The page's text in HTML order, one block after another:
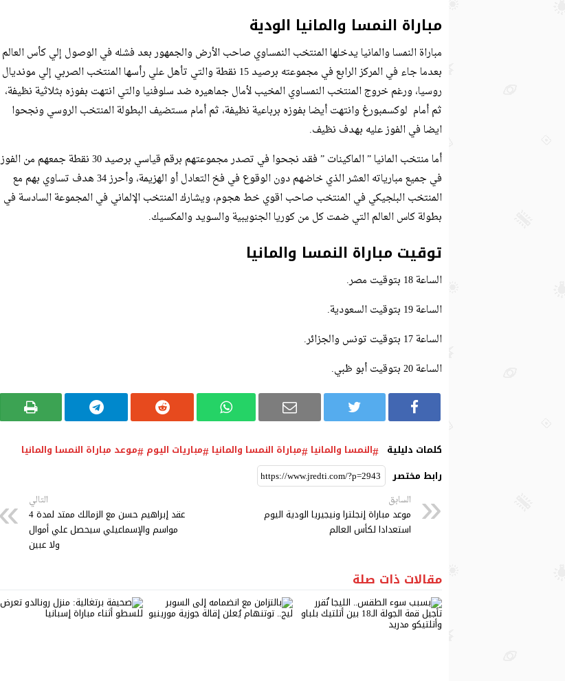
مباراة النمسا والمانيا الودية
مباراة النمسا والمانيا يدخلها المنتخب النمساوي صاحب الأرض والجمهور بعد فشله في الوصول إلي كأس العالم
بعدما جاء في المركز الرابع في مجموعته برصيد 15 نقطة والتي تأهل علي رأسها المنتخب الصربي إلي مونديال
روسيا، ورغم خروج المنتخب النمساوي المخيب لأمال جماهيره ضد سلوفنيا والتي انتهت بفوزه بثلاثية نظيفة،
ثم أمام لوكسمبورغ وانتهت أيضا بفوزه برباعية نظيفة، ثم أمام مستضيف البطولة المنتخب الروسي ونجحوا
ايضا في الفوز عليه بهدف نظيف.
أما منتخب المانيا ” الماكينات ” فقد نجحوا في تصدر مجموعتهم برقم قياسي برصيد 30 نقطة جمعهم من الفوز
في جميع مبارياته العشر الذي خاضهم دون الوقوع في فخ التعادل أو الهزيمة، وأحرز 34 هدف تساوي بهم مع
المنتخب البلجيكي في المنتخب صاحب اقوي خط هجوم، ويشارك المنتخب الإلماني في المجموعة السادسة في
بطولة كاس العالم التي ضمت كل من كوريا الجنويبية والسويد والمكسيك.
توقيت مباراة النمسا والمانيا
الساعة 18 بتوقيت مصر.
الساعة 19 بتوقيت السعودية.
الساعة 17 بتوقيت تونس والجزائر.
الساعة 20 بتوقيت أبو ظبي.
كلمات دليلية النمسا والمانيا مباراة النمسا والمانيا مباريات اليوم موعد مباراة النمسا والمانيا
رابط مختصر
السابق
موعد مباراة إنجلترا ونيجيريا الودية اليوم
استعدادا لكأس العالم
التالي
عقد إبراهيم حسن مع الزمالك ممتد لمدة 4
مواسم والإسماعيلي سيحصل علي أموال
ولا عبين
مقالات ذات صلة